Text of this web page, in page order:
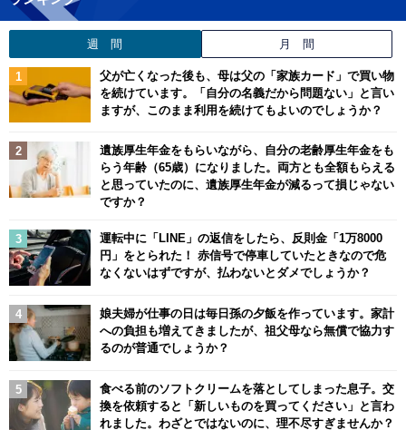
週 間 月 間
父が亡くなった後も、母は父の「家族カード」で買い物
を続けています。「自分の名義だから問題ない」と言い
ますが、このまま利用を続けてもよいのでしょうか？
遺族厚生年金をもらいながら、自分の老齢厚生年金をも
らう年齢（65歳）になりました。両方とも全額もらえる
と思っていたのに、遺族厚生年金が減るって損じゃない
ですか？
運転中に「LINE」の返信をしたら、反則金「1万8000
円」をとられた！ 赤信号で停車していたときなので危
なくないはずですが、払わないとダメでしょうか？
娘夫婦が仕事の日は毎日孫の夕飯を作っています。家計
への負担も増えてきましたが、祖父母なら無償で協力す
るのが普通でしょうか？
食べる前のソフトクリームを落としてしまった息子。交
換を依頼すると「新しいものを買ってください」と言わ
れました。わざとではないのに、理不尽すぎませんか？